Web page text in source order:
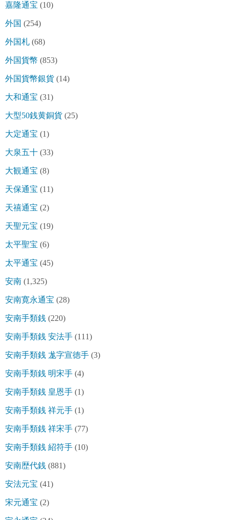
嘉隆通宝 (10)
外国 (254)
外国札 (68)
外国貨幣 (853)
外国貨幣銀貨 (14)
大和通宝 (31)
大型50銭黄銅貨 (25)
大定通宝 (1)
大泉五十 (33)
大観通宝 (8)
天保通宝 (11)
天禧通宝 (2)
天聖元宝 (19)
太平聖宝 (6)
太平通宝 (45)
安南 (1,325)
安南寛永通宝 (28)
安南手類銭 (220)
安南手類銭 安法手 (111)
安南手類銭 尨字宣徳手 (3)
安南手類銭 明宋手 (4)
安南手類銭 皇恩手 (1)
安南手類銭 祥元手 (1)
安南手類銭 祥宋手 (77)
安南手類銭 紹符手 (10)
安南歴代銭 (881)
安法元宝 (41)
宋元通宝 (2)